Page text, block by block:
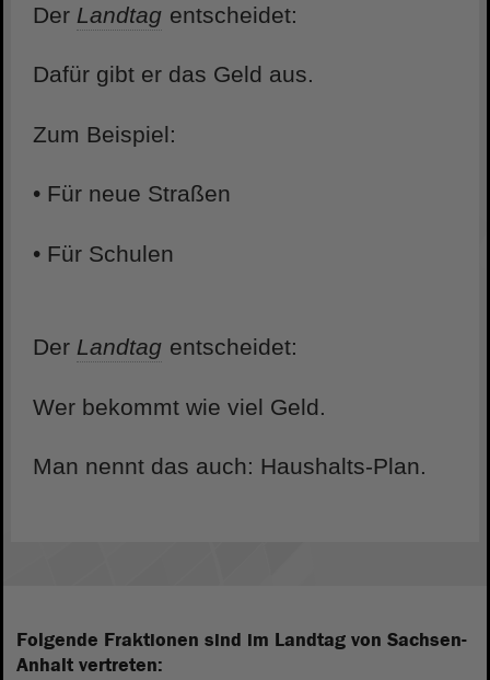
Der Landtag entscheidet:
Dafür gibt er das Geld aus.
Zum Beispiel:
• Für neue Straßen
• Für Schulen
Der Landtag entscheidet:
Wer bekommt wie viel Geld.
Man nennt das auch: Haushalts-Plan.
Folgende Fraktionen sind im Landtag von Sachsen-
Anhalt vertreten: